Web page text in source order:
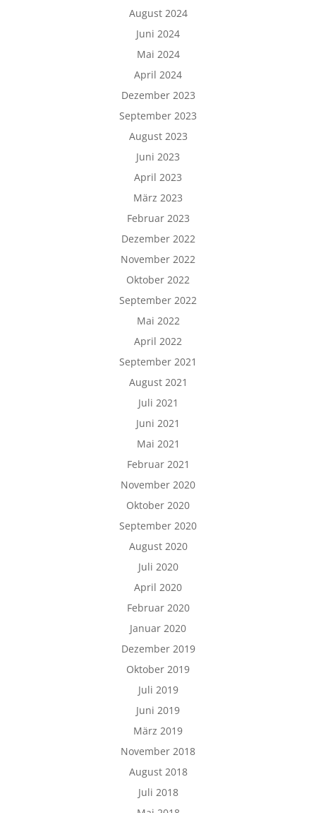
August 2024
Juni 2024
Mai 2024
April 2024
Dezember 2023
September 2023
August 2023
Juni 2023
April 2023
März 2023
Februar 2023
Dezember 2022
November 2022
Oktober 2022
September 2022
Mai 2022
April 2022
September 2021
August 2021
Juli 2021
Juni 2021
Mai 2021
Februar 2021
November 2020
Oktober 2020
September 2020
August 2020
Juli 2020
April 2020
Februar 2020
Januar 2020
Dezember 2019
Oktober 2019
Juli 2019
Juni 2019
März 2019
November 2018
August 2018
Juli 2018